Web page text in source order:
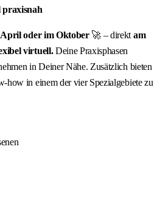
April oder im Oktober 🚀 – direkt am
virtuell.Deine Praxisphasen
in Deiner Nähe. Zusätzlich bieten
in einem der vier Spezialgebiete zu